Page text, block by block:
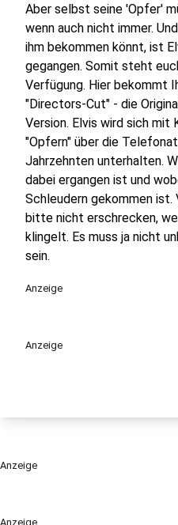
Anzeige
Aber selbst seine 'Opfer'
wenn auch nicht immer.
ihm bekommen könnt, ist
gegangen. Somit steht
Verfügung. Hier bekommt
"Directors-Cut" - die
Version. Elvis wird sich mit
"Opfern" über die
Jahrzehnten unterhalten.
dabei ergangen ist und
Schleudern gekommen ist.
bitte nicht erschrecken,
klingelt. Es muss ja nicht
sein.
Anzeige
Anzeige
Anzeige